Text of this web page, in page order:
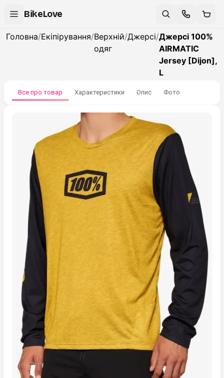
BikeLove
Головна/Екіпірування/Верхній
одяг
/Джерсі/Джерсі 100%
AIRMATIC
Jersey [Dijon],
L
Все про товар Характеристики Опис Фото